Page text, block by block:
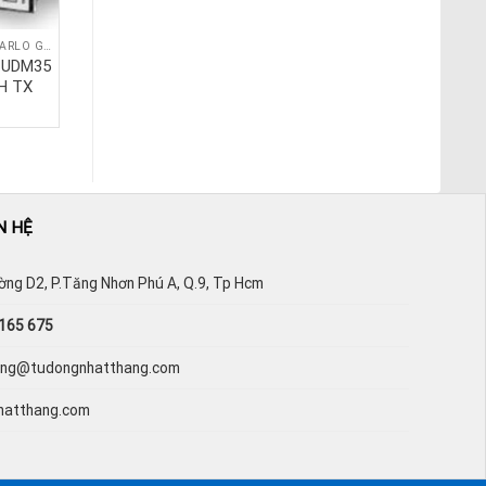
BỘ HIỂN THỊ SỐ CARLO GAVAZZI
TX
HỆ
D2, P.Tăng Nhơn Phú A, Q.9, Tp Hcm
675